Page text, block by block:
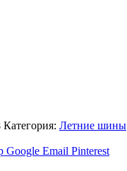
Категория: Летние шины
Google Email Pinterest